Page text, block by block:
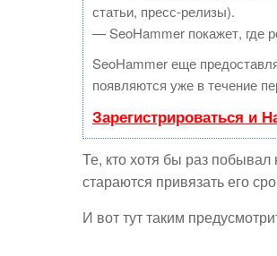
статьи, пресс-релизы).
— SeoHammer покажет, где
SeoHammer еще
появляются уже в течение
Зарегистрироваться и
Те, кто хотя бы раз
стараются привязать его
И вот тут таким